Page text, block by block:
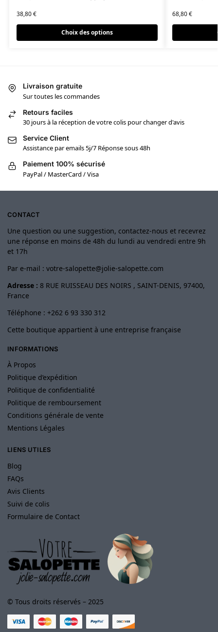
38,80€
Choix des options
68,80€
Livraison gratuite
Sur toutes les commandes
Retours faciles
30 jours à la réception de votre colis pour changer d'avis
Service Client
Assistance par emails 5j/7 Réponse sous 48h
Paiement 100% sécurisé
PayPal / MasterCard / Visa
CONTACT
Une question ou une suggestion, contactez-nous et recevrez
une réponse en moins de 48h du lundi au vendredi entre 9h
et 17h
Par e-mail : votre-salopette@jolie-salopette.com
Adresse : 8 RUE RUISSEAU DES NOIRS , SAINT-DENIS, 97400,
France
Téléphone : +262 6 93 330 312
Cette boutique appartient à une entreprise française
INFORMATIONS
À Propos
Politique d’expédition
Politique de confidentialité
Politique de remboursement
Conditions générale de vente
Mentions Légales
LIENS UTILES
Blog
FAQs
Avis Clients
Suivi de colis
Formulaire de Contact
© Tous droits réservés – 2025